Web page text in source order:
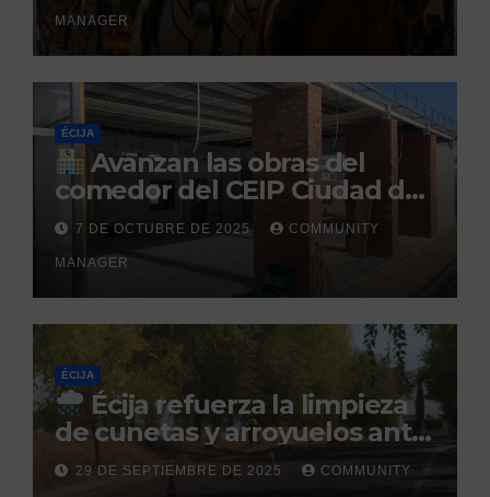
Caballar
MANAGER
ÉCIJA
Avanzan las obras del
comedor del CEIP Ciudad del
Sol: su finalización está
prevista para finales de 2025
7 DE OCTUBRE DE 2025 COMMUNITY
MANAGER
ÉCIJA
Écija refuerza la limpieza
de cunetas y arroyuelos ante
la llegada de las lluvias
otoñales
29 DE SEPTIEMBRE DE 2025 COMMUNITY